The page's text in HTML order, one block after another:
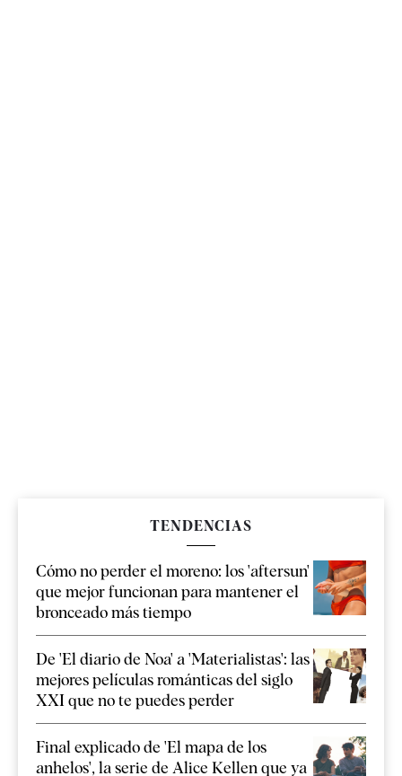
TENDENCIAS
Cómo no perder el moreno: los 'aftersun'
que mejor funcionan para mantener el
bronceado más tiempo
De 'El diario de Noa' a 'Materialistas': las
mejores películas románticas del siglo
XXI que no te puedes perder
Final explicado de 'El mapa de los
anhelos', la serie de Alice Kellen que ya